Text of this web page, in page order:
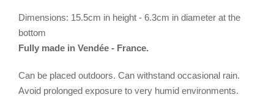
Dimensions: 15.5cm in height - 6.3cm in diameter at the
bottom
Fully made in Vendée - France.
Can be placed outdoors. Can withstand occasional rain.
Avoid prolonged exposure to very humid environments.